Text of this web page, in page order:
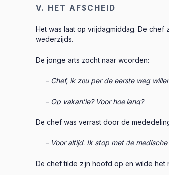
V. HET AFSCHEID
Het was laat op vrijdagmiddag. De
wederzijds.
De jonge arts zocht naar woorden:
– Chef, ik zou per de eerste weg
– Op vakantie? Voor hoe lang?
De chef was verrast door de
– Voor altijd. Ik stop met de medische
De chef tilde zijn hoofd op en wilde het